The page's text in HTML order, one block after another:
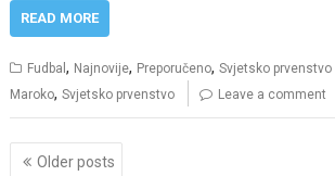
READ MORE
Fudbal, Najnovije, Preporučeno,Svjetsko prvenstvo
Maroko,Svjetsko prvenstvo Leave a comment
Posts
Older posts